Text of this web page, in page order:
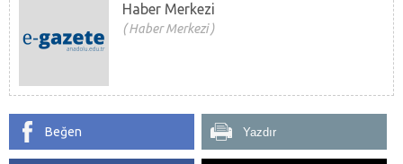
Haber Merkezi
Haber Merkezi
Beğen Yazdır